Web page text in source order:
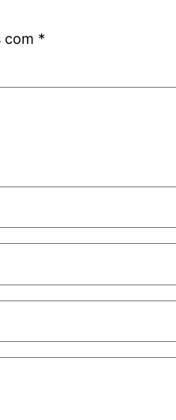
com *